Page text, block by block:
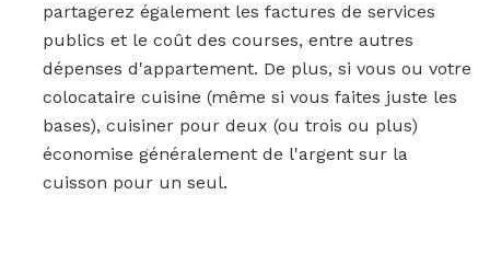
partagerez également les factures de services
publics et le coût des courses, entre autres
dépenses d'appartement. De plus, si vous ou votre
colocataire cuisine (même si vous faites juste les
bases), cuisiner pour deux (ou trois ou plus)
économise généralement de l'argent sur la
cuisson pour un seul.